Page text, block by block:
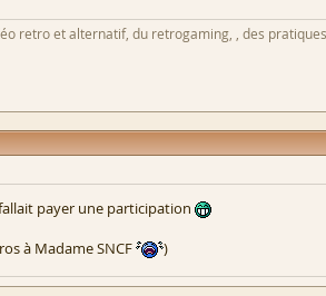
retro et alternatif, du retrogaming, , des
payer une participation
à Madame SNCF
)